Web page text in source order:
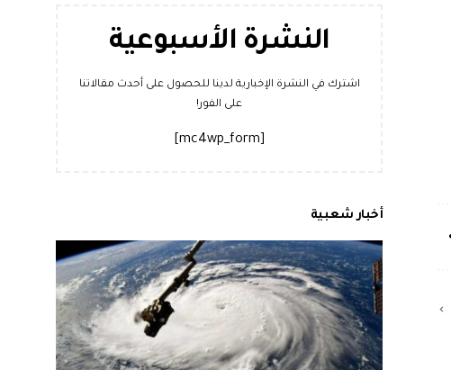
النشرة الأسبوعية
اشترك في النشرة الإخبارية لدينا للحصول على أحدث مقالاتنا
على الفور!
[mc4wp_form]
أخبار شعبية